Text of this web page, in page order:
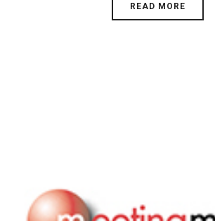
READ MORE